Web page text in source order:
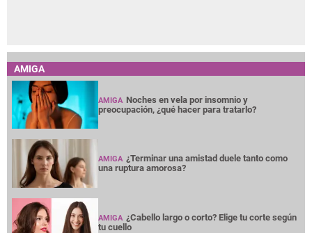
AMIGA
AMIGA Noches en vela por insomnio y
preocupación, ¿qué hacer para tratarlo?
AMIGA ¿Terminar una amistad duele tanto como
una ruptura amorosa?
AMIGA ¿Cabello largo o corto? Elige tu corte según
tu cuello